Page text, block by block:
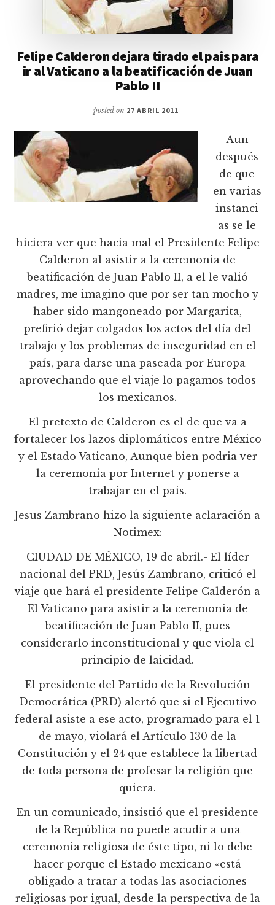
Felipe Calderon dejara tirado el pais para
ir al Vaticano a la beatificación de Juan
Pablo II
posted on 27 ABRIL 2011
Aun
después
de que
en varias
instanci
as se le
hiciera ver que hacia mal el Presidente Felipe
Calderon al asistir a la ceremonia de
beatificación de Juan Pablo II, a el le valió
madres, me imagino que por ser tan mocho y
haber sido mangoneado por Margarita,
prefirió dejar colgados los actos del día del
trabajo y los problemas de inseguridad en el
país, para darse una paseada por Europa
aprovechando que el viaje lo pagamos todos
los mexicanos.
El pretexto de Calderon es el de que va a
fortalecer los lazos diplomáticos entre México
y el Estado Vaticano, Aunque bien podria ver
la ceremonia por Internet y ponerse a
trabajar en el pais.
Jesus Zambrano hizo la siguiente aclaración a
Notimex:
CIUDAD DE MÉXICO, 19 de abril.- El líder
nacional del PRD, Jesús Zambrano, criticó el
viaje que hará el presidente Felipe Calderón a
El Vaticano para asistir a la ceremonia de
beatificación de Juan Pablo II, pues
considerarlo inconstitucional y que viola el
principio de laicidad.
El presidente del Partido de la Revolución
Democrática (PRD) alertó que si el Ejecutivo
federal asiste a ese acto, programado para el 1
de mayo, violará el Artículo 130 de la
Constitución y el 24 que establece la libertad
de toda persona de profesar la religión que
quiera.
En un comunicado, insistió que el presidente
de la República no puede acudir a una
ceremonia religiosa de éste tipo, ni lo debe
hacer porque el Estado mexicano «está
obligado a tratar a todas las asociaciones
religiosas por igual, desde la perspectiva de la